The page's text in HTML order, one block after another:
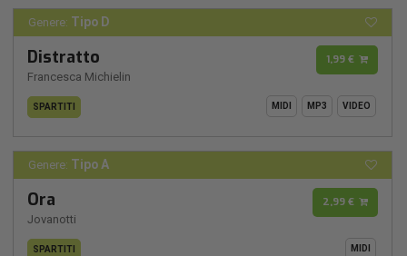
Genere: Tipo D
Distratto
Francesca Michielin
1,99 €
SPARTITI MIDI MP3 VIDEO
Genere: Tipo A
Ora
Jovanotti
2,99 €
SPARTITI MIDI